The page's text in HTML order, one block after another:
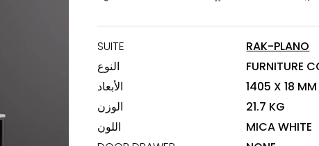
SUITE
RAK-PLANO
النوع
FURNITURE
الأبعاد
1405 X 18 MM
الوزن
21.7 KG
اللون
MICA WHITE